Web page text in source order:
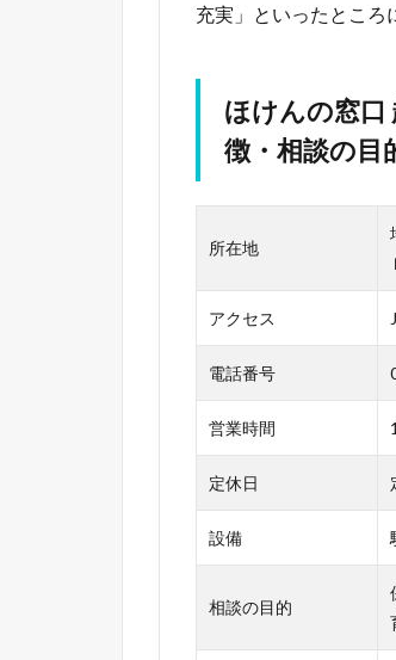
充実」といったところ
ほけんの窓口
徴・相談の目
所在地
アクセス
電話番号
営業時間
定休日
設備
相談の目的